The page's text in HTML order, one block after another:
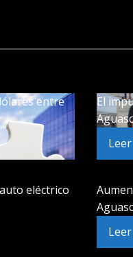
entre
El
eléctrico